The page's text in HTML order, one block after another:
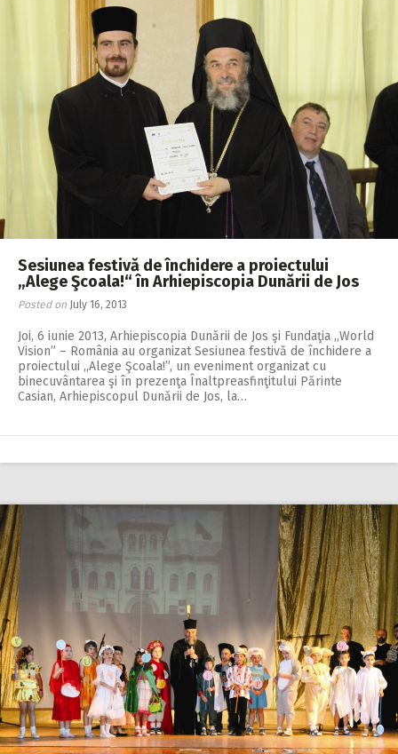
Sesiunea festivă de închidere a proiectului
„Alege Şcoala!“ în Arhiepiscopia Dunării de Jos
Posted on July 16, 2013
Joi, 6 iunie 2013, Arhiepiscopia Dunării de Jos şi Fundaţia ,,World
Vision” – România au organizat Sesiunea festivă de închidere a
proiectului ,,Alege Şcoala!”, un eveniment organizat cu
binecuvântarea şi în prezenţa Înaltpreasfinţitului Părinte
Casian, Arhiepiscopul Dunării de Jos, la…